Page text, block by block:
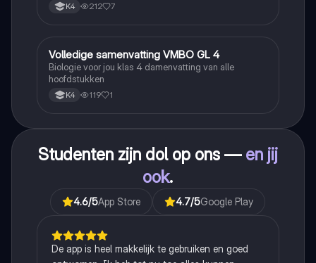
K4 212 7
Biologie
Volledige samenvatting VMBO GL 4
Biologie voor jou klas 4 damenvatting van alle
hoofdstukken
K4 119 1
Studenten zijn dol op ons — en jij
ook.
4.6/5App Store 4.7/5Google Play
De app is heel makkelijk te gebruiken en goed